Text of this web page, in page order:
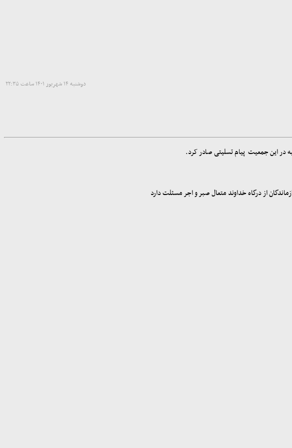
دوشنبه ۱۴ شهریور ۱۴۰۱ ساعت ۲۲:۳۵
در این جمعیت پیام تسلیتی صادر کرد.
از درگاه خداوند متعال صبر و اجر مسئلت دارد